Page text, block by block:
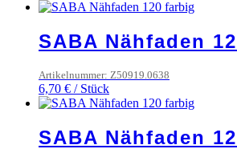
SABA Nähfaden
Artikelnummer: Z50919.0638
6,70 € / Stück
SABA Nähfaden